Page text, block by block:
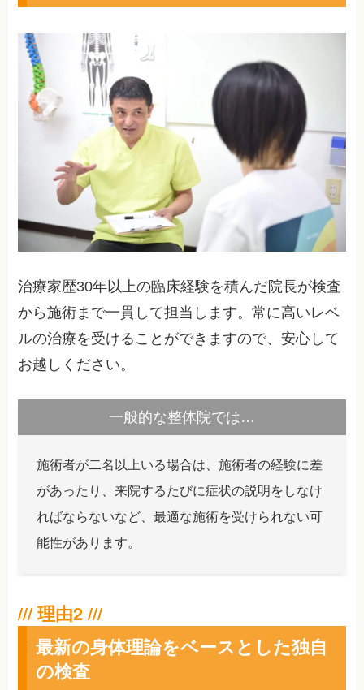
治療家歴30年以上の臨床経験を積んだ院長が検査
から施術まで一貫して担当します。常に高いレベ
ルの治療を受けることができますので、安心して
お越しください。
一般的な整体院では…
施術者が二名以上いる場合は、施術者の経験に差
があったり、来院するたびに症状の説明をしなけ
ればならないなど、最適な施術を受けられない可
能性があります。
最新の身体理論をベースとした独自
の検査